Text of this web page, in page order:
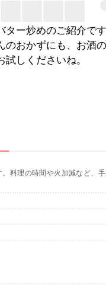
ター炒めのご紹介で
のおかずにも、お酒
しくださいね。
料理の時間や火加減など、